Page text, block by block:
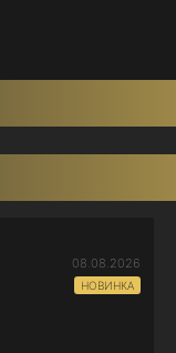
08.08.2026
НОВИНКА